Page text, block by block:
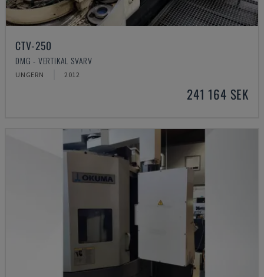
CTV-250
DMG - VERTIKAL SVARV
UNGERN 2012
241 164 SEK